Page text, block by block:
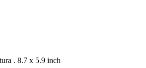
. 8.7 x 5.9 inch